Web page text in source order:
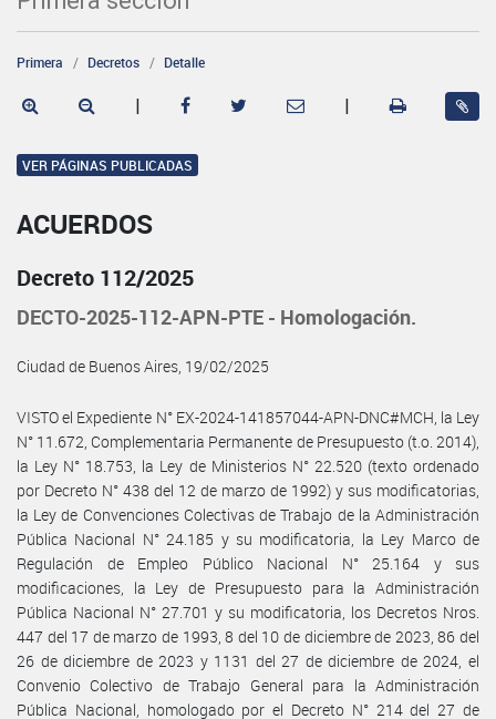
Primera Decretos Detalle
| |
VER PÁGINAS PUBLICADAS
ACUERDOS
Decreto 112/2025
DECTO-2025-112-APN-PTE - Homologación.
Ciudad de Buenos Aires, 19/02/2025
VISTO el Expediente N° EX-2024-141857044-APN-DNC#MCH, la Ley
N° 11.672, Complementaria Permanente de Presupuesto (t.o. 2014),
la Ley N° 18.753, la Ley de Ministerios N° 22.520 (texto ordenado
por Decreto N° 438 del 12 de marzo de 1992) y sus modificatorias,
la Ley de Convenciones Colectivas de Trabajo de la Administración
Pública Nacional N° 24.185 y su modificatoria, la Ley Marco de
Regulación de Empleo Público Nacional N° 25.164 y sus
modificaciones, la Ley de Presupuesto para la Administración
Pública Nacional N° 27.701 y su modificatoria, los Decretos Nros.
447 del 17 de marzo de 1993, 8 del 10 de diciembre de 2023, 86 del
26 de diciembre de 2023 y 1131 del 27 de diciembre de 2024, el
Convenio Colectivo de Trabajo General para la Administración
Pública Nacional, homologado por el Decreto N° 214 del 27 de